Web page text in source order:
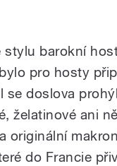
barokní
pro hosty
se doslova
želatinové ani
originální
do Francie